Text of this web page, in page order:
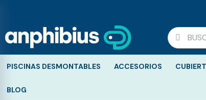
PISCINAS DESMONTABLES ACCESORIOS
BLOG